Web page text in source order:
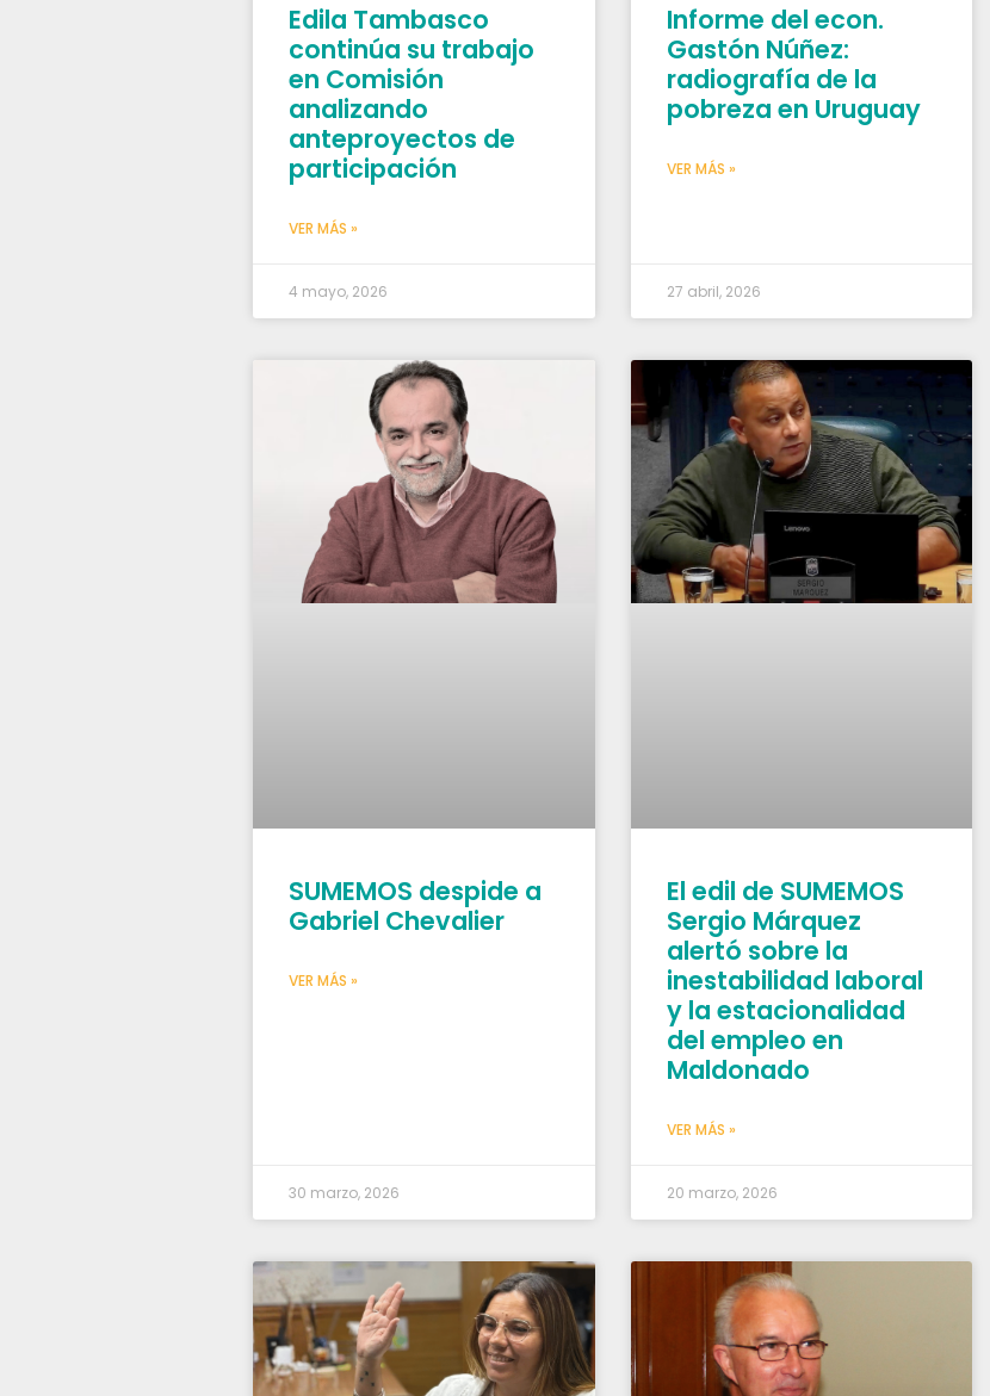
Edila Tambasco
continúa su trabajo
en Comisión
analizando
anteproyectos de
participación
VER MÁS »
4 mayo, 2026
Informe del econ.
Gastón Núñez:
radiografía de la
pobreza en Uruguay
VER MÁS »
27 abril, 2026
SUMEMOS despide a
Gabriel Chevalier
VER MÁS »
30 marzo, 2026
El edil de SUMEMOS
Sergio Márquez
alertó sobre la
inestabilidad laboral
y la estacionalidad
del empleo en
Maldonado
VER MÁS »
20 marzo, 2026